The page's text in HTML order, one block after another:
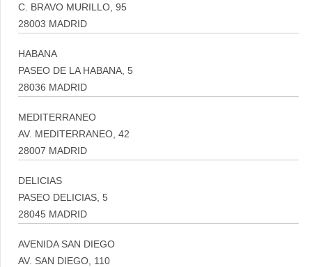
C. BRAVO MURILLO, 95
28003 MADRID
HABANA
PASEO DE LA HABANA, 5
28036 MADRID
MEDITERRANEO
AV. MEDITERRANEO, 42
28007 MADRID
DELICIAS
PASEO DELICIAS, 5
28045 MADRID
AVENIDA SAN DIEGO
AV. SAN DIEGO, 110